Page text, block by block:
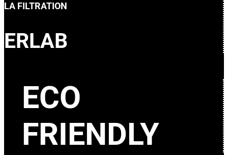
LA FILTRATION
ERLAB
ECO
FRIENDLY